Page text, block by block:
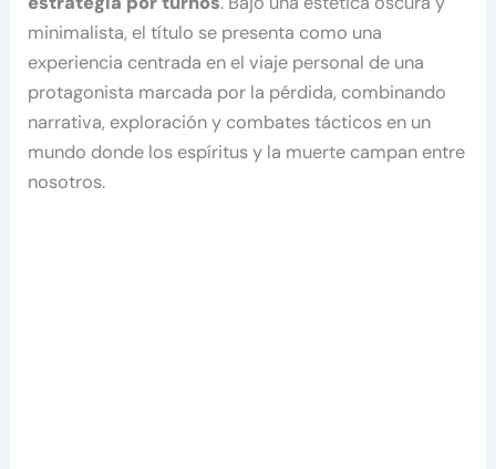
minimalista, el título se presenta como una
experiencia centrada en el viaje personal de una
protagonista marcada por la pérdida, combinando
narrativa, exploración y combates tácticos en un
mundo donde los espíritus y la muerte campan entre
nosotros.